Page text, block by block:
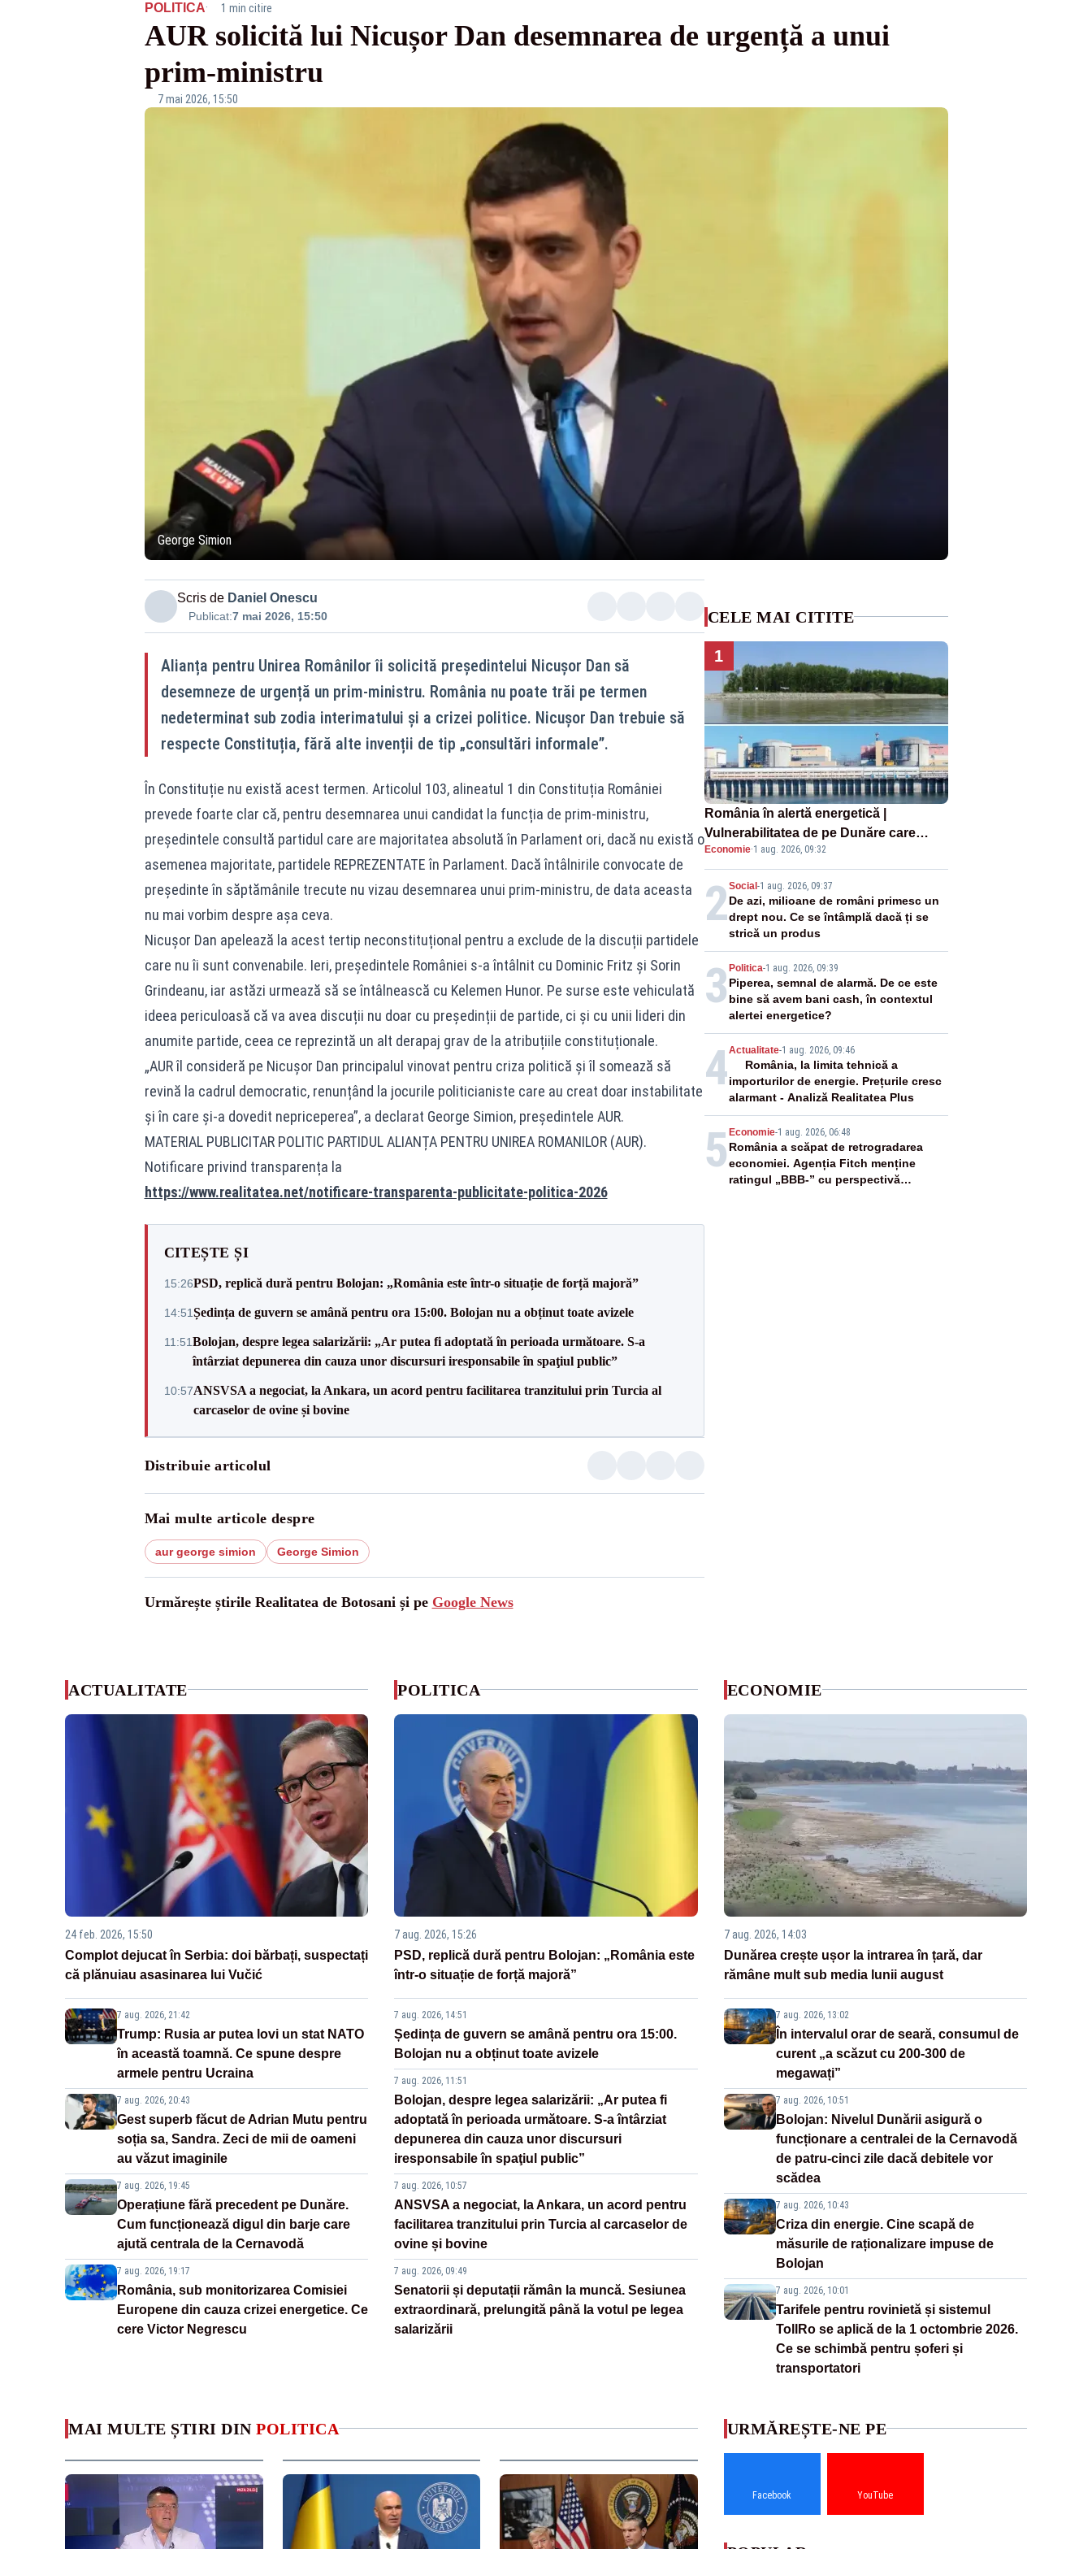
POLITICA· 1 min citire
AUR solicită lui Nicușor Dan desemnarea de urgență a unui
prim-ministru
7 mai 2026, 15:50
George Simion
Scris de Daniel Onescu
Publicat:7 mai 2026, 15:50
Alianța pentru Unirea Românilor îi solicită președintelui Nicușor Dan să
desemneze de urgență un prim-ministru. România nu poate trăi pe termen
nedeterminat sub zodia interimatului și a crizei politice. Nicușor Dan trebuie să
respecte Constituția, fără alte invenții de tip „consultări informale”.
În Constituție nu există acest termen. Articolul 103, alineatul 1 din Constituția României
prevede foarte clar că, pentru desemnarea unui candidat la funcția de prim-ministru,
președintele consultă partidul care are majoritatea absolută în Parlament ori, dacă nu există o
asemenea majoritate, partidele REPREZENTATE în Parlament. Dacă întâlnirile convocate de
președinte în săptămânile trecute nu vizau desemnarea unui prim-ministru, de data aceasta
nu mai vorbim despre așa ceva.
Nicușor Dan apelează la acest tertip neconstituțional pentru a exclude de la discuții partidele
care nu îi sunt convenabile. Ieri, președintele României s-a întâlnit cu Dominic Fritz și Sorin
Grindeanu, iar astăzi urmează să se întâlnească cu Kelemen Hunor. Pe surse este vehiculată
ideea periculoasă că va avea discuții nu doar cu președinții de partide, ci și cu unii lideri din
anumite partide, ceea ce reprezintă un alt derapaj grav de la atribuțiile constituționale.
„AUR îl consideră pe Nicușor Dan principalul vinovat pentru criza politică și îl somează să
revină la cadrul democratic, renunțând la jocurile politicianiste care au creat doar instabilitate
și în care și-a dovedit nepriceperea”, a declarat George Simion, președintele AUR.
MATERIAL PUBLICITAR POLITIC PARTIDUL ALIANȚA PENTRU UNIREA ROMANILOR (AUR).
Notificare privind transparența la
https://www.realitatea.net/notificare-transparenta-publicitate-politica-2026
CITEȘTE ȘI
15:26PSD, replică dură pentru Bolojan: „România este într-o situație de forță majoră”
14:51Ședința de guvern se amână pentru ora 15:00. Bolojan nu a obținut toate avizele
11:51Bolojan, despre legea salarizării: „Ar putea fi adoptată în perioada următoare. S-a
întârziat depunerea din cauza unor discursuri iresponsabile în spaţiul public”
10:57ANSVSA a negociat, la Ankara, un acord pentru facilitarea tranzitului prin Turcia al
carcaselor de ovine și bovine
Distribuie articolul
Mai multe articole despre
aur george simion George Simion
Urmărește știrile Realitatea de Botosani și pe Google News
CELE MAI CITITE
1
România în alertă energetică |
Vulnerabilitatea de pe Dunăre care
pune în pericol Centrala Cernavodă era
cunoscută de pe vremea lui Ceaușescu
Economie·1 aug. 2026, 09:32
2Social-1 aug. 2026, 09:37
De azi, milioane de români primesc un
drept nou. Ce se întâmplă dacă ți se
strică un produs
3 Politica-1 aug. 2026, 09:39
Piperea, semnal de alarmă. De ce este
bine să avem bani cash, în contextul
alertei energetice?
4Actualitate-1 aug. 2026, 09:46
România, la limita tehnică a
importurilor de energie. Prețurile cresc
alarmant - Analiză Realitatea Plus
5 Economie-1 aug. 2026, 06:48
România a scăpat de retrogradarea
economiei. Agenția Fitch menține
ratingul „BBB-” cu perspectivă
ACTUALITATE
24 feb. 2026, 15:50
Complot dejucat în Serbia: doi bărbați, suspectați
că plănuiau asasinarea lui Vučić
7 aug. 2026, 21:42
Trump: Rusia ar putea lovi un stat NATO
în această toamnă. Ce spune despre
armele pentru Ucraina
7 aug. 2026, 20:43
Gest superb făcut de Adrian Mutu pentru
soția sa, Sandra. Zeci de mii de oameni
au văzut imaginile
7 aug. 2026, 19:45
Operațiune fără precedent pe Dunăre.
Cum funcționează digul din barje care
ajută centrala de la Cernavodă
7 aug. 2026, 19:17
România, sub monitorizarea Comisiei
Europene din cauza crizei energetice. Ce
cere Victor Negrescu
POLITICA
7 aug. 2026, 15:26
PSD, replică dură pentru Bolojan: „România este
într-o situație de forță majoră”
7 aug. 2026, 14:51
Ședința de guvern se amână pentru ora 15:00.
Bolojan nu a obținut toate avizele
7 aug. 2026, 11:51
Bolojan, despre legea salarizării: „Ar putea fi
adoptată în perioada următoare. S-a întârziat
depunerea din cauza unor discursuri
iresponsabile în spaţiul public”
7 aug. 2026, 10:57
ANSVSA a negociat, la Ankara, un acord pentru
facilitarea tranzitului prin Turcia al carcaselor de
ovine și bovine
7 aug. 2026, 09:49
Senatorii și deputații rămân la muncă. Sesiunea
extraordinară, prelungită până la votul pe legea
salarizării
ECONOMIE
7 aug. 2026, 14:03
Dunărea crește ușor la intrarea în țară, dar
rămâne mult sub media lunii august
7 aug. 2026, 13:02
În intervalul orar de seară, consumul de
curent „a scăzut cu 200-300 de
megawați”
7 aug. 2026, 10:51
Bolojan: Nivelul Dunării asigură o
funcționare a centralei de la Cernavodă
de patru-cinci zile dacă debitele vor
scădea
7 aug. 2026, 10:43
Criza din energie. Cine scapă de
măsurile de raționalizare impuse de
Bolojan
7 aug. 2026, 10:01
Tarifele pentru rovinietă și sistemul
TollRo se aplică de la 1 octombrie 2026.
Ce se schimbă pentru șoferi și
transportatori
MAI MULTE ȘTIRI DIN POLITICA URMĂREȘTE-NE PE
Facebook YouTube